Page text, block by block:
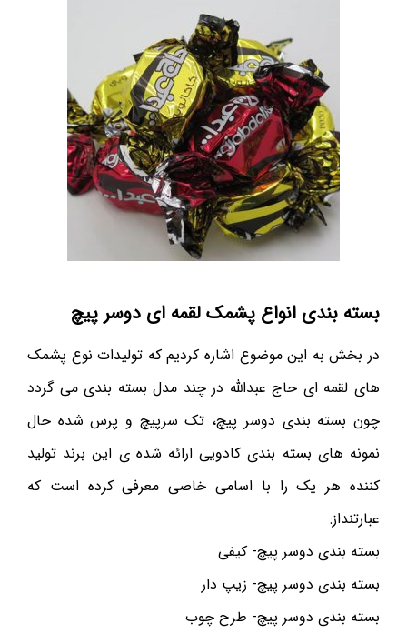
بسته بندی انواع پشمک لقمه ای دوسر پیچ
در بخش به این موضوع اشاره کردیم که تولیدات نوع پشمک
های لقمه ای حاج عبدالله در چند مدل بسته بندی می گردد
چون بسته بندی دوسر پیچ، تک سرپیچ و پرس شده حال
نمونه های بسته بندی کادویی ارائه شده ی این برند تولید
کننده هر یک را با اسامی خاصی معرفی کرده است که
عبارتنداز:
بسته بندی دوسر پیچ- کیفی
بسته بندی دوسر پیچ- زیپ دار
بسته بندی دوسر پیچ- طرح چوب